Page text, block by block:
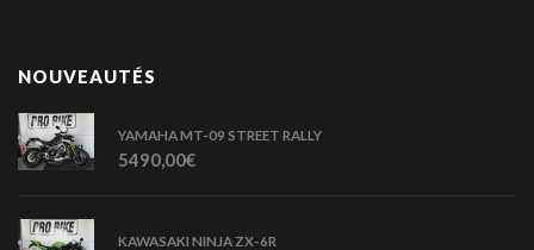
NOUVEAUTÉS
YAMAHA MT-09 STREET RALLY
5490,00€
KAWASAKI NINJA ZX-6R